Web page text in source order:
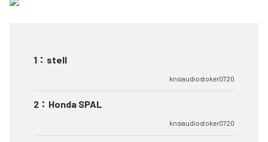
1 ： stell
knsiaudiostoker0720
2 ： Honda SPAL
knsiaudiostoker0720